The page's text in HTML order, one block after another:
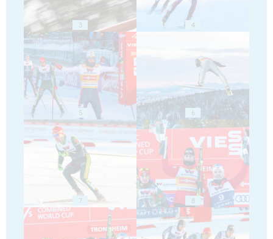
3 4
5 6
7 8